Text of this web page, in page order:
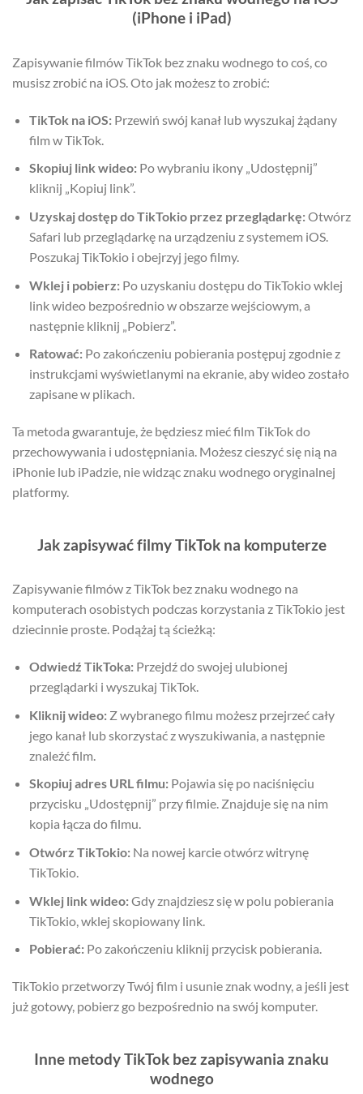
(iPhone i iPad)
Zapisywanie filmów TikTok bez znaku wodnego to coś, co
musisz zrobić na iOS. Oto jak możesz to zrobić:
TikTok na iOS:Przewiń swój kanał lub wyszukaj żądany
film w TikTok.
Skopiuj link wideo:Po wybraniu ikony „Udostępnij”
kliknij „Kopiuj link”.
Uzyskaj dostęp do TikTokio przez przeglądarkę:Otwórz
Safari lub przeglądarkę na urządzeniu z systemem iOS.
Poszukaj TikTokio i obejrzyj jego filmy.
Wklej i pobierz:Po uzyskaniu dostępu do TikTokio wklej
link wideo bezpośrednio w obszarze wejściowym, a
następnie kliknij „Pobierz”.
Ratować:Po zakończeniu pobierania postępuj zgodnie z
instrukcjami wyświetlanymi na ekranie, aby wideo zostało
zapisane w plikach.
Ta metoda gwarantuje, że będziesz mieć film TikTok do
przechowywania i udostępniania. Możesz cieszyć się nią na
iPhonie lub iPadzie, nie widząc znaku wodnego oryginalnej
platformy.
Jak zapisywać filmy TikTok na komputerze
Zapisywanie filmów z TikTok bez znaku wodnego na
komputerach osobistych podczas korzystania z TikTokio jest
dziecinnie proste. Podążaj tą ścieżką:
Odwiedź TikToka:Przejdź do swojej ulubionej
przeglądarki i wyszukaj TikTok.
Kliknij wideo:Z wybranego filmu możesz przejrzeć cały
jego kanał lub skorzystać z wyszukiwania, a następnie
znaleźć film.
Skopiuj adres URL filmu:Pojawia się po naciśnięciu
przycisku „Udostępnij” przy filmie. Znajduje się na nim
kopia łącza do filmu.
Otwórz TikTokio:Na nowej karcie otwórz witrynę
TikTokio.
Wklej link wideo:Gdy znajdziesz się w polu pobierania
TikTokio, wklej skopiowany link.
Pobierać:Po zakończeniu kliknij przycisk pobierania.
TikTokio przetworzy Twój film i usunie znak wodny, a jeśli jest
już gotowy, pobierz go bezpośrednio na swój komputer.
Inne metody TikTok bez zapisywania znaku
wodnego